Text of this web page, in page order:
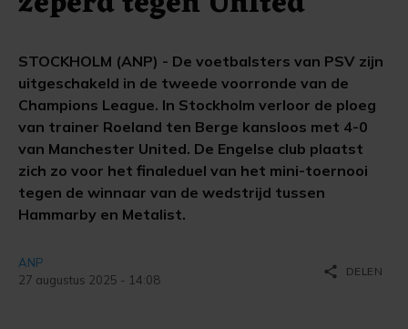
STOCKHOLM (ANP) - De voetbalsters van PSV zijn
uitgeschakeld in de tweede voorronde van de
Champions League. In Stockholm verloor de ploeg
van trainer Roeland ten Berge kansloos met 4-0
van Manchester United. De Engelse club plaatst
zich zo voor het finaleduel van het mini-toernooi
tegen de winnaar van de wedstrijd tussen
Hammarby en Metalist.
ANP
27 augustus 2025 - 14:08
share DELEN